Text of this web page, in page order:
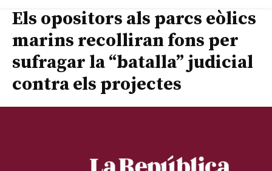
Els opositors als parcs eòlics
marins recolliran fons per
sufragar la “batalla” judicial
contra els projectes